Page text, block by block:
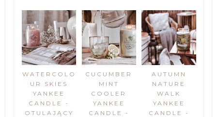
WATERCOLO
UR SKIES
YANKEE
CANDLE -
OTULAJĄCY
CUCUMBER
MINT
COOLER
YANKEE
CANDLE -
AUTUMN
NATURE
WALK
YANKEE
CANDLE -